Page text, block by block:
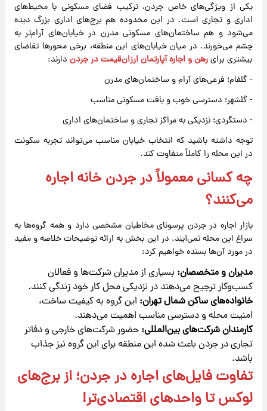
یکی از ویژگی‌های خاص جردن، ترکیب فضای مسکونی با محیط‌های
اداری و تجاری است. در این محدوده هم برج‌های اداری بزرگ دیده
می‌شود و هم ساختمان‌های مسکونی مدرن در خیابان‌های آرام‌تر به
چشم می‌خورند. در میان خیابان‌های این منطقه، برخی محورها تقاضای
بیشتری برایرهن و اجاره آپارتمان ارزان‌قیمت در جردن دارند:
- گلفام؛ فرعی‌های آرام و ساختمان‌های مدرن
- گلشهر؛ دسترسی خوب و بافت مسکونی مناسب
- دستگردی؛ نزدیکی به مراکز تجاری و ساختمان‌های اداری
توجه داشته باشید که انتخاب خیابان مناسب می‌تواند تجربه سکونت
در این محله را کاملاً متفاوت کند.
چه کسانی معمولاً در جردن خانه اجاره
می‌کنند؟
بازار اجاره در جردن پرسونای مخاطبان مشخصی دارد و همه گروه‌ها به
سراغ این محله نمی‌آیند. در این بخش به ارائه توضیحات خلاصه و مفید
در مورد آن‌ها بسنده خواهیم کرد:
مدیران و متخصصان: بسیاری از مدیران شرکت‌ها و فعالان
کسب‌وکار ترجیح می‌دهند در نزدیکی محل کار خود زندگی کنند.
خانواده‌های ساکن شمال تهران: این گروه به کیفیت ساخت،
امنیت محله و دسترسی مناسب اهمیت می‌دهند.
کارمندان شرکت‌های بین‌المللی: حضور شرکت‌های خارجی و دفاتر
تجاری در جردن باعث شده این منطقه برای این گروه نیز جذاب
باشد.
تفاوت فایل‌های اجاره در جردن؛ از برج‌های
لوکس تا واحدهای اقتصادی‌تر!